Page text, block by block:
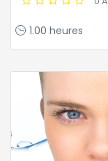
1.00 heures